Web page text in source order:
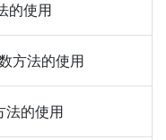
的使用
方法的使用
法的使用